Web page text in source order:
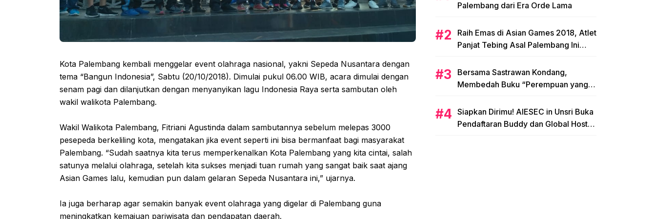
Kota Palembang kembali menggelar event olahraga nasional, yakni Sepeda Nusantara dengan
tema “Bangun Indonesia”, Sabtu (20/10/2018). Dimulai pukul 06.00 WIB, acara dimulai dengan
senam pagi dan dilanjutkan dengan menyanyikan lagu Indonesia Raya serta sambutan oleh
wakil walikota Palembang.
Wakil Walikota Palembang, Fitriani Agustinda dalam sambutannya sebelum melepas 3000
pesepeda berkeliling kota, mengatakan jika event seperti ini bisa bermanfaat bagi masyarakat
Palembang. “Sudah saatnya kita terus memperkenalkan Kota Palembang yang kita cintai, salah
satunya melalui olahraga, setelah kita sukses menjadi tuan rumah yang sangat baik saat ajang
Asian Games lalu, kemudian pun dalam gelaran Sepeda Nusantara ini,” ujarnya.
Ia juga berharap agar semakin banyak event olahraga yang digelar di Palembang guna
meningkatkan kemajuan pariwisata dan pendapatan daerah.
Palembang dari Era Orde Lama
Raih Emas di Asian Games 2018, Atlet
Panjat Tebing Asal Palembang Ini
Bersama Sastrawan Kondang,
Membedah Buku “Perempuan yang
Siapkan Dirimu! AIESEC in Unsri Buka
Pendaftaran Buddy dan Global Host